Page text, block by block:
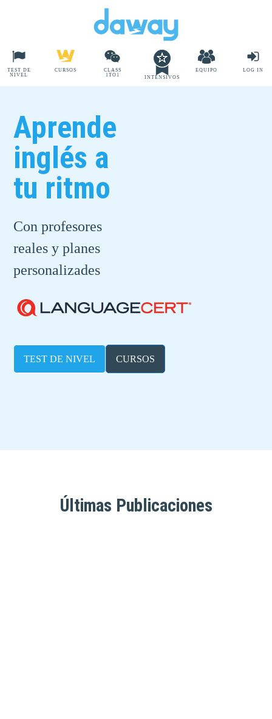
TEST DE
NIVEL
CURSOS
CLASS
1TO1
INTENSIVOS
EQUIPO LOG IN
Aprende
inglés a
tu ritmo
Con profesores
reales y planes
personalizades
TEST DE NIVEL CURSOS
Últimas Publicaciones